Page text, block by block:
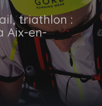
triathlon :
Aix-en-